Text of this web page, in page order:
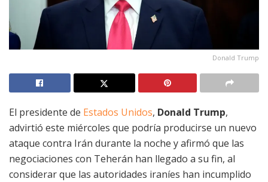
Donald Trump
El presidente de Estados Unidos, Donald Trump,
advirtió este miércoles que podría producirse un nuevo
ataque contra Irán durante la noche y afirmó que las
negociaciones con Teherán han llegado a su fin, al
considerar que las autoridades iraníes han incumplido